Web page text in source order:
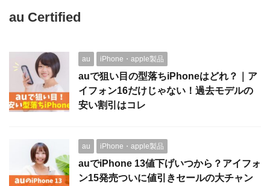
au Certified
au iPhone・apple製品
auで狙い目の型落ちiPhoneはどれ？｜ア
イフォン16だけじゃない！過去モデルの
安い割引はコレ
au iPhone・apple製品
auでiPhone 13値下げいつから？アイフォ
ン15発売ついに値引きセールの大チャン